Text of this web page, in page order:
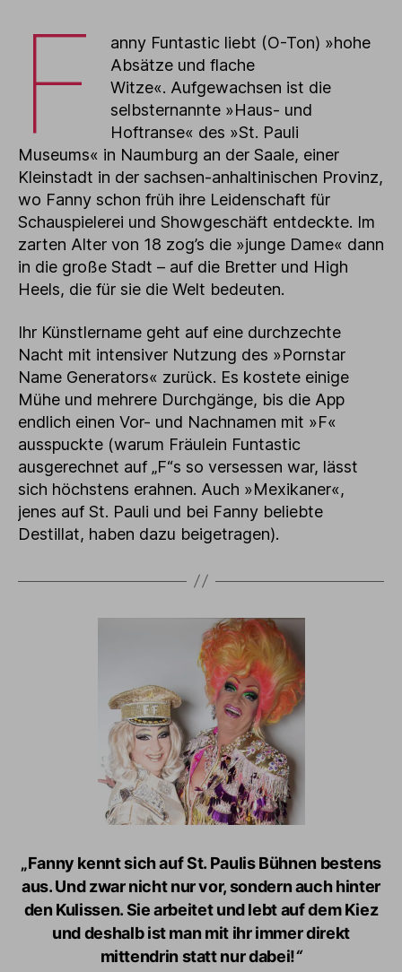
F
anny Funtastic liebt (O-Ton) »hohe
Absätze und flache
Witze«. Aufgewachsen ist die
selbsternannte »Haus- und
Hoftranse« des »St. Pauli
Museums« in Naumburg an der Saale, einer
Kleinstadt in der sachsen-anhaltinischen Provinz,
wo Fanny schon früh ihre Leidenschaft für
Schauspielerei und Showgeschäft entdeckte. Im
zarten Alter von 18 zog’s die »junge Dame« dann
in die große Stadt – auf die Bretter und High
Heels, die für sie die Welt bedeuten.
Ihr Künstlername geht auf eine durchzechte
Nacht mit intensiver Nutzung des »Pornstar
Name Generators« zurück. Es kostete einige
Mühe und mehrere Durchgänge, bis die App
endlich einen Vor- und Nachnamen mit »F«
ausspuckte (warum Fräulein Funtastic
ausgerechnet auf „F“s so versessen war, lässt
sich höchstens erahnen. Auch »Mexikaner«,
jenes auf St. Pauli und bei Fanny beliebte
Destillat, haben dazu beigetragen).
„Fanny kennt sich auf St. Paulis Bühnen bestens
aus. Und zwar nicht nur vor, sondern auch hinter
den Kulissen. Sie arbeitet und lebt auf dem Kiez
und deshalb ist man mit ihr immer direkt
mittendrin statt nur dabei!“